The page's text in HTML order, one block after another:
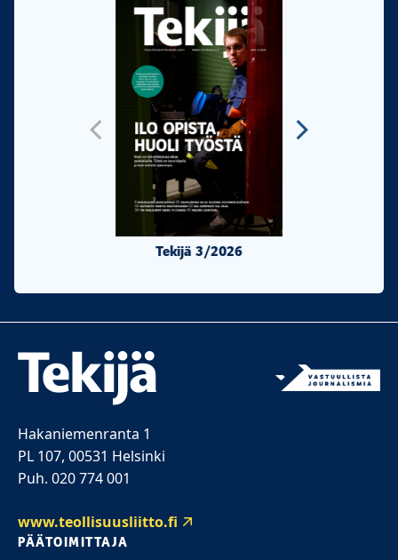
Tekijä 3/2026
Hakaniemenranta 1
PL 107, 00531 Helsinki
Puh. 020 774 001
www.teollisuusliitto.fi
PÄÄTOIMITTAJA